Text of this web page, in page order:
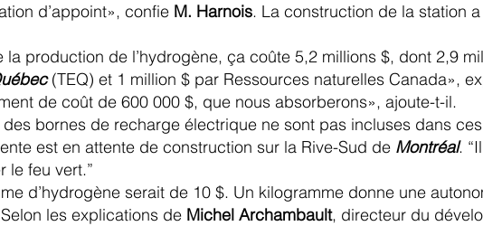
d’appoint», confie M. Harnois. La construction de la station
la production de l’hydrogène, ça coûte 5,2 millions $, dont 2,9
(TEQ) et 1 million $ par Ressources naturelles Canada»,
de coût de 600 000 $, que nous absorberons», ajoute-t-il.
bornes de recharge électrique ne sont pas incluses dans
est en attente de construction sur la Rive-Sud de Montréal.
le feu vert.”
d’hydrogène serait de 10 $. Un kilogramme donne une
les explications de Michel Archambault, directeur du